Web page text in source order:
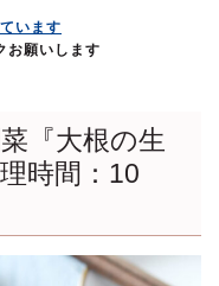
います
お願いします
『大根の生
時間：10